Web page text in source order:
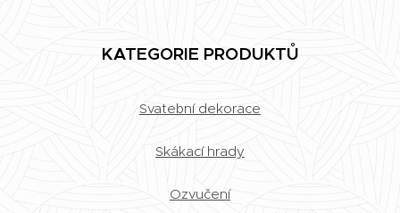
KATEGORIE PRODUKTŮ
Svatební dekorace
Skákací hrady
Ozvučení